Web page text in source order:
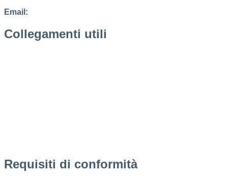
Email:
Collegamenti utili
Requisiti di conformità